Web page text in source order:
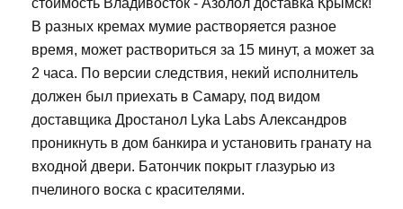
стоимость Владивосток - Азолол доставка Крымск!
В разных кремах мумие растворяется разное
время, может раствориться за 15 минут, а может за
2 часа. По версии следствия, некий исполнитель
должен был приехать в Самару, под видом
доставщика Дростанол Lyka Labs Александров
проникнуть в дом банкира и установить гранату на
входной двери. Батончик покрыт глазурью из
пчелиного воска с красителями.